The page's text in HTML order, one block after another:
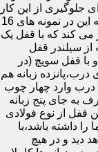
جلوگیری از این کار
از قفل مولتی سیستم استفاده می شود که این در نمونه های 16
می کند که با قفل یک
سیلندر قفل
قفل سویچ (در
درب،پانزده زبانه هم
درب وارد چهار چوب
تایی در هر طرف به جای پنج زبانه
قفل از نوع فولادی
داشته باشد،با
دید و در هیچ